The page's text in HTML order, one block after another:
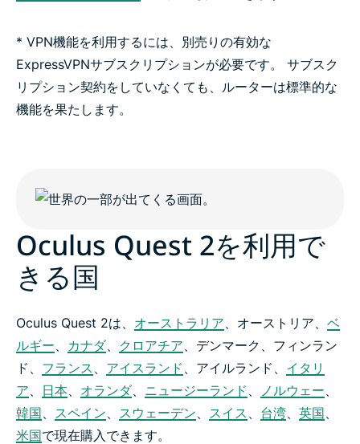
* VPN機能を利用するには、別売りの有効な
ExpressVPNサブスクリプションが必要です。 サブスク
リプション契約をしていなくても、ルーターは標準的な
機能を果たします。
Oculus Quest 2を利用で
きる国
Oculus Quest 2は、 オーストラリア 、オーストリア、 ベ
ルギー
カナダ、 クロアチア 、デンマーク、フィンラン
ド、 フランス アイスランド 、アイルランド、 イタリ
ア
日本 オランダ、 ニュージーランド ノルウェー
韓国
スペイン スウェーデン スイス 台湾 英国
米国で現在購入できます。